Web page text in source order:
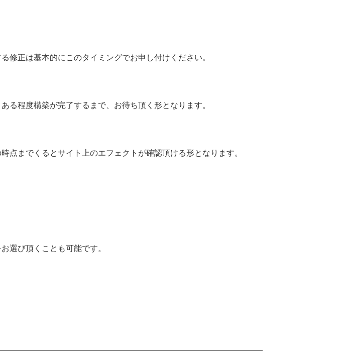
正は基本的にこのタイミングでお申し付けください。
程度構築が完了するまで、お待ち頂く形となります。
までくるとサイト上のエフェクトが確認頂ける形となります。
選び頂くことも可能です。